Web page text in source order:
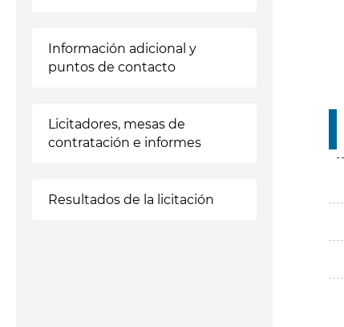
Información adicional y
puntos de contacto
Licitadores, mesas de
contratación e informes
Resultados de la licitación